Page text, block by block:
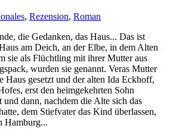
, Rezension, Roman
die Gedanken, das Haus... Das ist
am Deich, an der Elbe, in dem Alten
sie als Flüchtling mit ihrer Mutter aus
wurden sie genannt. Veras Mutter
Haus gesetzt und der alten Ida Eckhoff,
erst den heimgekehrten Sohn
und dann, nachdem die Alte sich das
dem Stiefvater das Kind überlassen,
Hamburg...